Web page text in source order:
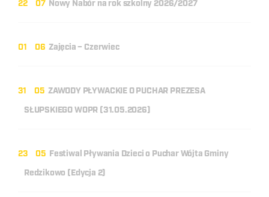
22 07 Nowy Nabór na rok szkolny 2026/2027
01 06 Zajęcia – Czerwiec
31 05 ZAWODY PŁYWACKIE O PUCHAR PREZESA
SŁUPSKIEGO WOPR (31.05.2026)
23 05 Festiwal Pływania Dzieci o Puchar Wójta Gminy
Redzikowo (Edycja 2)